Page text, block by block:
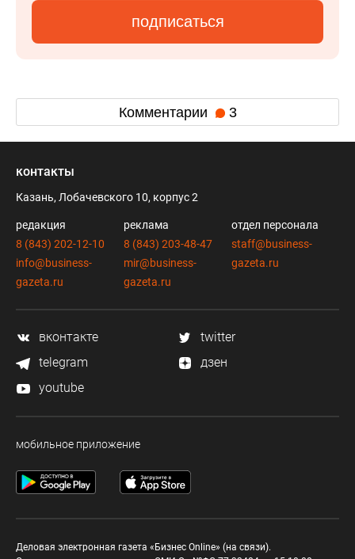
подписаться
Комментарии 3
контакты
Казань, Лобачевского 10, корпус 2
редакция
8 (843) 202-12-10
info@business-
gazeta.ru
реклама
8 (843) 203-48-47
mir@business-
gazeta.ru
отдел персонала
staff@business-
gazeta.ru
вконтакте
twitter
telegram
дзен
youtube
мобильное приложение
Деловая электронная газета «Бизнес Online» (на связи).